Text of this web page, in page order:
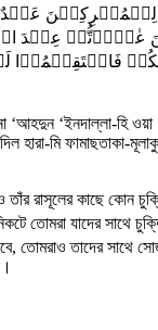
عَہۡدٌ
عٰہَدۡتُّمۡ عِنۡدَ
لَکُمۡ فَاسۡتَقِیۡمُوۡا
‘আহদুন ‘ইনদাল্লা-হি ওয়া
হারা-মি ফামাছতাকা-
রাসূলের কাছে কোন
তোমরা যাদের সাথে
তোমরাও তাদের সাথে